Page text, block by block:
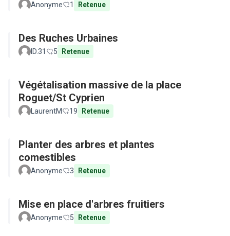
Anonyme 1 Retenue
Des Ruches Urbaines
ID.31 5 Retenue
Végétalisation massive de la place
Roguet/St Cyprien
LaurentM 19 Retenue
Planter des arbres et plantes
comestibles
Anonyme 3 Retenue
Mise en place d'arbres fruitiers
Anonyme 5 Retenue